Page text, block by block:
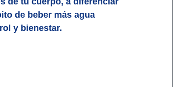
de beber más agua
y bienestar.